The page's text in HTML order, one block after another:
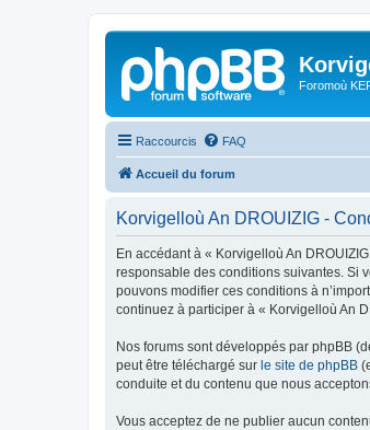
Foromoù
Raccourcis FAQ
Accueil du forum
Korvigelloù An DROUIZIG -
En accédant à « Korvigelloù An
responsable des conditions suivantes. Si
pouvons modifier ces conditions à
continuez à participer à « Korvigelloù An
Nos forums sont développés par phpBB
peut être téléchargé sur le site de phpBB
conduite et du contenu que nous
Vous acceptez de ne publier aucun